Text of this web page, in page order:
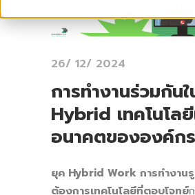
26/ 12/ 2024
การทำงานร่วมกัน
Hybrid เทคโนโล
อนาคตขององค์กร
ยุค Hybrid Work การทำงาน
ต้องการเทคโนโลยีที่ตอบโจทย์